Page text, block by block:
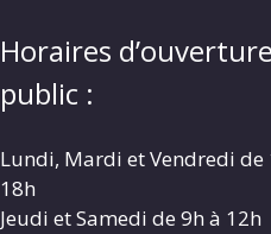
Horaires
public :
Lundi, Mardi et Vendredi de
18h
Jeudi et Samedi de 9h à 12h